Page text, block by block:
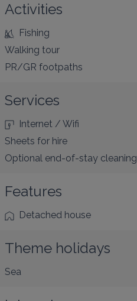
Activities
Fishing
Walking tour
PR/GR footpaths
Services
Internet / Wifi
Sheets for hire
Optional end-of-stay cleaning
Features
Detached house
Theme holidays
Sea